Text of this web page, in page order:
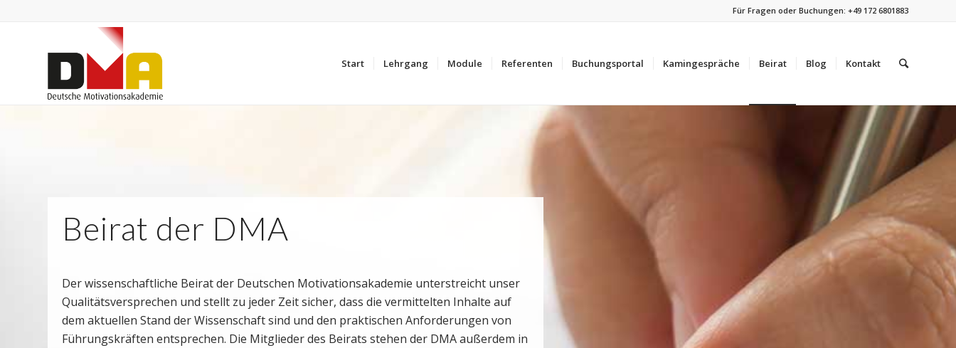
Für Fragen oder Buchungen: +49 172 6801883
Start Lehrgang Module Referenten Buchungsportal Kamingespräche Beirat Blog Kontakt
Beirat der DMA
Der wissenschaftliche Beirat der Deutschen Motivationsakademie unterstreicht unser
Qualitätsversprechen und stellt zu jeder Zeit sicher, dass die vermittelten Inhalte auf
dem aktuellen Stand der Wissenschaft sind und den praktischen Anforderungen von
Führungskräften entsprechen. Die Mitglieder des Beirats stehen der DMA außerdem in